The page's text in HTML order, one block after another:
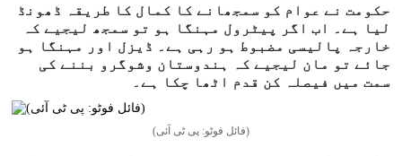
حکومت نے عوام کو سمجھانے کا کمال کا طریقہ ڈھونڈ
لیا ہے۔ اب اگر پیٹرول مہنگا ہو تو سمجھ لیجیے کہ
خارجہ پالیسی مضبوط ہو رہی ہے۔ ڈیزل اور مہنگا ہو
جائے تو مان لیجیے کہ ہندوستان وشوگرو بننے کی
سمت میں فیصلہ کن قدم اٹھا چکا ہے۔
(فائل فوٹو: پی ٹی آئی)